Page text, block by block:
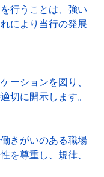
行うことは、強い
により当行の発展
ーションを図り、
切に開示します。
きがいのある職場
を尊重し、規律、